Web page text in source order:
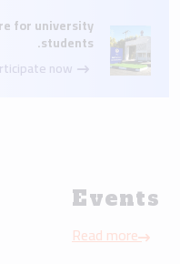
for university
students.
now
Events
Read more